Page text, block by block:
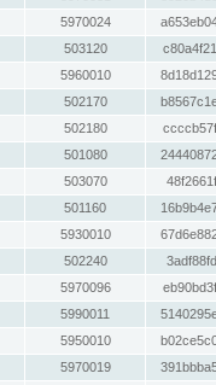
5970024
503120
5960010
502170
502180
501080
503070
501160
5930010
502240
5970096
5990011
5950010
5970019